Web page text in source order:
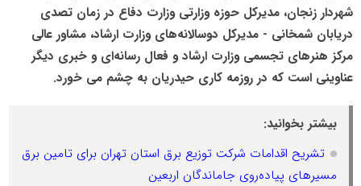
شهردار زنجان، مدیرکل حوزه وزارتی وزارت دفاع در زمان تصدی
دریابان شمخانی - مدیرکل دوسالانه‌های وزارت ارشاد، مشاور عالی
مرکز هنرهای تجسمی وزارت ارشاد و فعال رسانه‌ای و خبری دیگر
عناوینی است که در روزمه کاری حیدریان به چشم می خورد.
بیشتر بخوانید:
تشریح اقدامات شرکت توزیع برق استان تهران برای تامین برق
مسیرهای پیاده‌روی جاماندگان اربعین